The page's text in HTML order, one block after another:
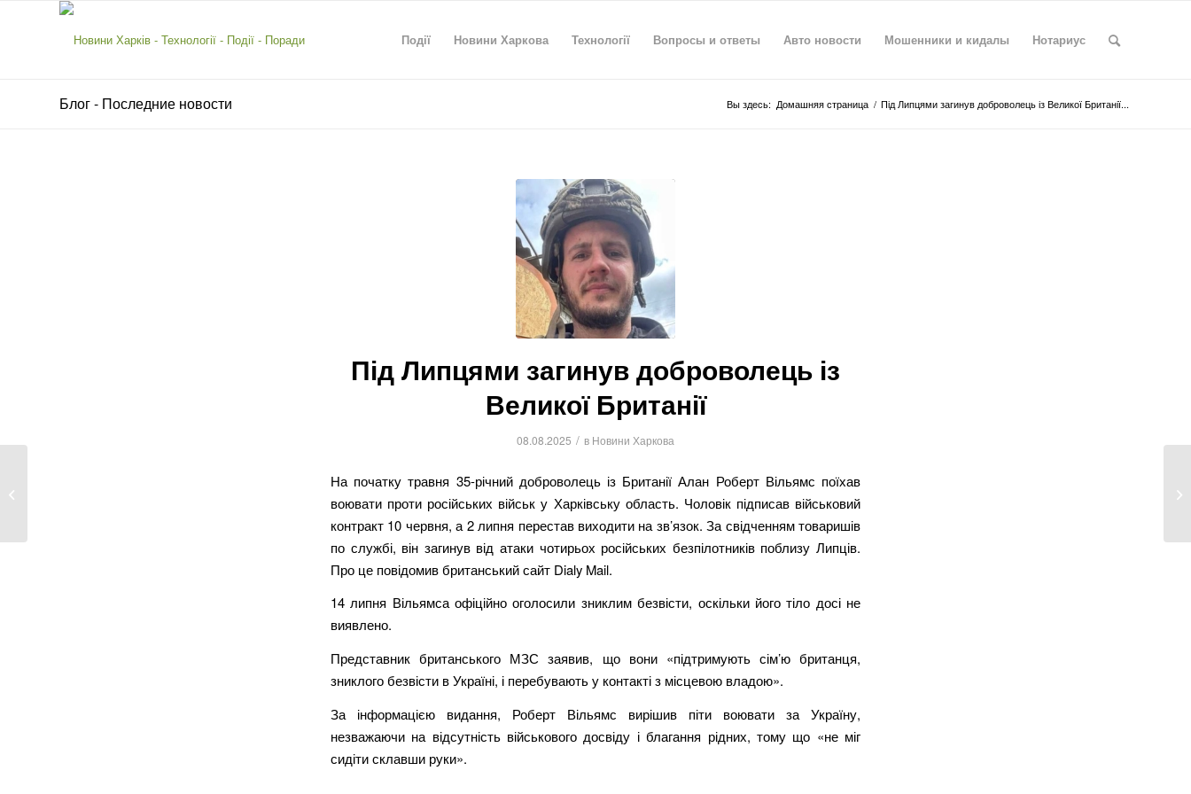
Події Новини Харкова Технології Вопросы и ответы Авто новости Мошенники и кидалы Нотариус
Блог - Последние новости Вы здесь: Домашняя страница / Під Липцями загинув доброволець із Великої Британії...
Під Липцями загинув доброволець із
Великої Британії
08.08.2025 / в Новини Харкова
На початку травня 35-річний доброволець із Британії Алан Роберт Вільямс поїхав
воювати проти російських військ у Харківську область. Чоловік підписав військовий
контракт 10 червня, а 2 липня перестав виходити на зв’язок. За свідченням товаришів
по службі, він загинув від атаки чотирьох російських безпілотників поблизу Липців.
Про це повідомив британський сайт Dialy Mail.
14 липня Вільямса офіційно оголосили зниклим безвісти, оскільки його тіло досі не
виявлено.
Представник британського МЗС заявив, що вони «підтримують сім’ю британця,
зниклого безвісти в Україні, і перебувають у контакті з місцевою владою».
За інформацією видання, Роберт Вільямс вирішив піти воювати за Україну,
незважаючи на відсутність військового досвіду і благання рідних, тому що «не міг
сидіти склавши руки».